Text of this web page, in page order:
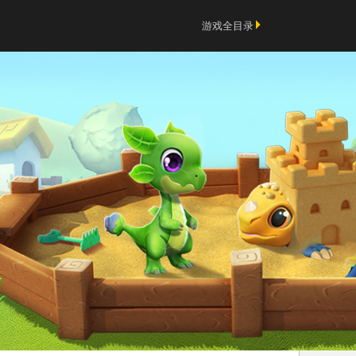
游戏全目录